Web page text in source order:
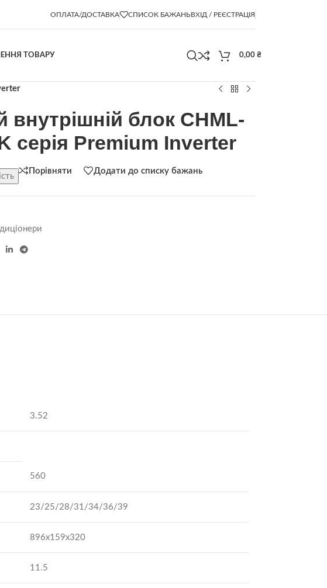
ОПЛАТА/ДОСТАВКА СПИСОК БАЖАНЬВХІД / РЕЄСТРАЦІЯ
ТОВАРУ 0,00 ₴
внутрішній блок CHML-
серія Premium Inverter
Порівняти Додати до списку бажань
3.52
560
23/25/28/31/34/36/39
896х159х320
11.5